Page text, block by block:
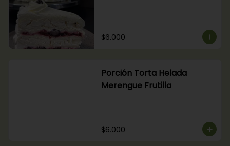
$6.000
Porción Torta Helada
Merengue Frutilla
$6.000